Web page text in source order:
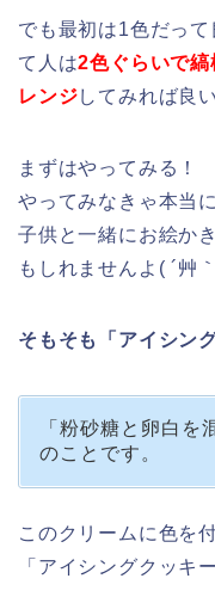
でも最初は1色だっ
て人は2色ぐらいで縞
レンジしてみれば良
まずはやってみる！
やってみなきゃ本当
子供と一緒にお絵か
もしれませんよ( ´艸
そもそも「アイシン
「粉砂糖と卵白を
のことです。
このクリームに色を
「アイシングクッキ